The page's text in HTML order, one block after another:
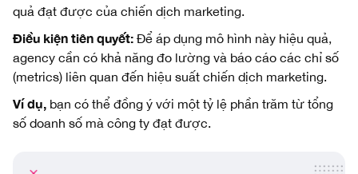
quả đạt được của chiến dịch marketing.
Điều kiện tiên quyết: Để áp dụng mô hình này hiệu quả,
agency cần có khả năng đo lường và báo cáo các chỉ số
(metrics) liên quan đến hiệu suất chiến dịch marketing.
Ví dụ, bạn có thể đồng ý với một tỷ lệ phần trăm từ tổng
số doanh số mà công ty đạt được.